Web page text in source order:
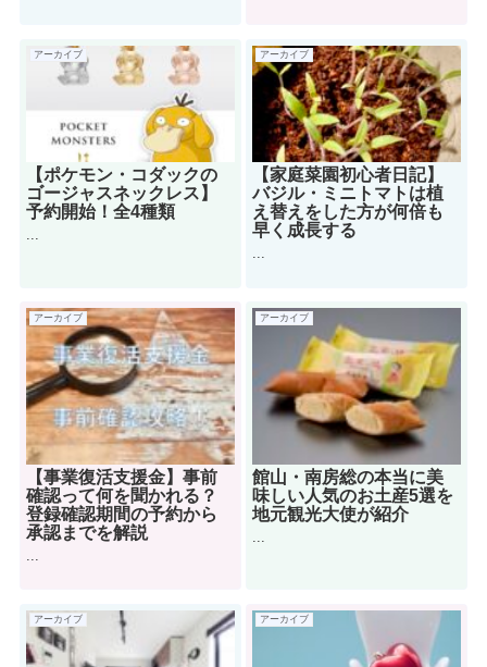
アーカイブ
【ポケモン・コダックの
ゴージャスネックレス】
予約開始！全4種類
...
アーカイブ
【家庭菜園初心者日記】
バジル・ミニトマトは植
え替えをした方が何倍も
早く成長する
...
アーカイブ
【事業復活支援金】事前
確認って何を聞かれる？
登録確認期間の予約から
承認までを解説
...
アーカイブ
館山・南房総の本当に美
味しい人気のお土産5選を
地元観光大使が紹介
...
アーカイブ アーカイブ